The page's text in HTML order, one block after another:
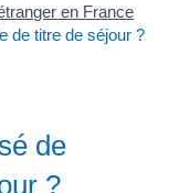
en France
de titre de séjour ?
de
?